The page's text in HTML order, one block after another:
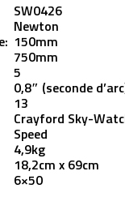
SW0426
Newton
150mm
750mm
5
0,8″ (seconde
13
Crayford Sky-
Speed
4,9kg
18,2cm x 69cm
6×50